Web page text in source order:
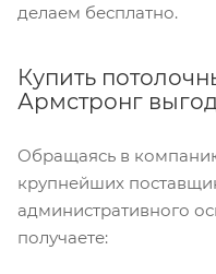
делаем бесплатно.
Купить
Армстронг
Обращаясь в
крупнейших
административного
получаете: